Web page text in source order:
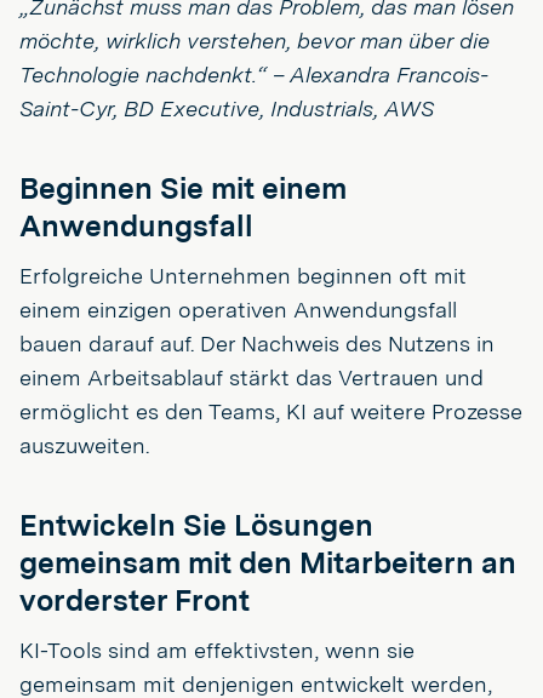
„Zunächst muss man das Problem, das man lösen
möchte, wirklich verstehen, bevor man über die
Technologie nachdenkt.“ – Alexandra Francois-
Saint-Cyr, BD Executive, Industrials, AWS
Beginnen Sie mit einem
Anwendungsfall
Erfolgreiche Unternehmen beginnen oft mit
einem einzigen operativen Anwendungsfall
bauen darauf auf. Der Nachweis des Nutzens in
einem Arbeitsablauf stärkt das Vertrauen und
ermöglicht es den Teams, KI auf weitere Prozesse
auszuweiten.
Entwickeln Sie Lösungen
gemeinsam mit den Mitarbeitern an
vorderster Front
KI-Tools sind am effektivsten, wenn sie
gemeinsam mit denjenigen entwickelt werden,